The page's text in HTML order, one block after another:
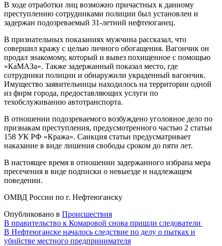
В ходе отработки лиц возможно причастных к данному
преступлению сотрудниками полиции был установлен и
задержан подозреваемый 31-летний нефтеюганец.
В признательных показаниях мужчина рассказал, что
совершил кражу с целью личного обогащения. Вагончик он
продал знакомому, который и вывез похищенное с помощью
«КаМАЗа». Также задержанный показал место, где
сотрудники полиции и обнаружили украденный вагончик.
Имущество заявительницы находилось на территории одной
из фирм города, предоставляющих услуги по
техобслуживанию автотранспорта.
В отношении подозреваемого возбуждено уголовное дело по
признакам преступления, предусмотренного частью 2 статьи
158 УК РФ «Кража». Санкция статьи предусматривает
наказание в виде лишения свободы сроком до пяти лет.
В настоящее время в отношении задержанного избрана мера
пресечения в виде подписки о невыезде и надлежащем
поведении.
ОМВД России по г. Нефтеюганску
Опубликовано в Происшествия
Навигация
по
В правительство к Комаровой снова пришли следователи
В Нефтеюганске началось следствие по делу о пытках и
убийстве местного предпринимателя